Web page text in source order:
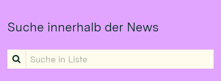
Suche innerhalb der News
Suche in Liste